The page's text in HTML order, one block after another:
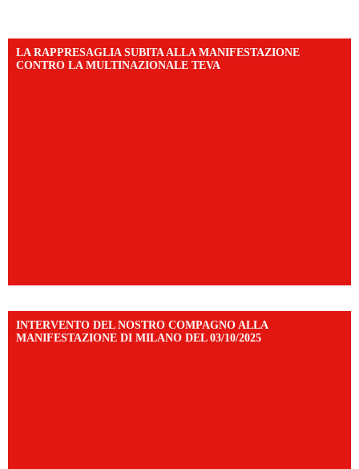
LA RAPPRESAGLIA SUBITA ALLA MANIFESTAZIONE
CONTRO LA MULTINAZIONALE TEVA
INTERVENTO DEL NOSTRO COMPAGNO ALLA
MANIFESTAZIONE DI MILANO DEL 03/10/2025